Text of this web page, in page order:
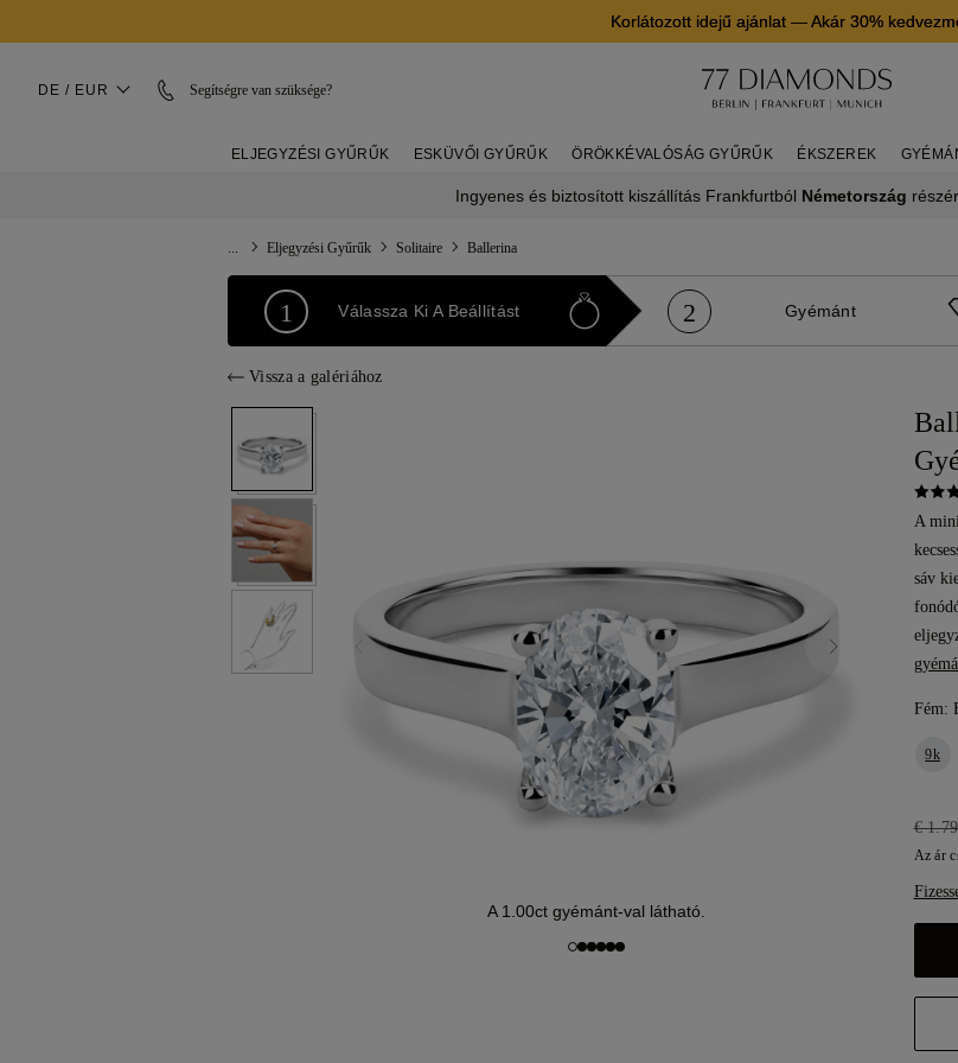
Korlátozott idejű ajánlat —Akár 30%
DE / EUR Segítségre van szüksége?
ELJEGYZÉSI GYŰRŰK ESKÜVŐI GYŰRŰK ÖRÖKKÉVALÓSÁG GYŰRŰK ÉKSZEREK
Ingyenes és biztosított kiszállítás Frankfurtból Németország
Eljegyzési Gyűrűk Solitaire Ballerina
1 Válassza Ki A Beállítást 2 Gyémánt
Vissza a galériához
A 1.00ct gyémánt-val látható.
A
sáv
Fém:
9k
€
Az ár